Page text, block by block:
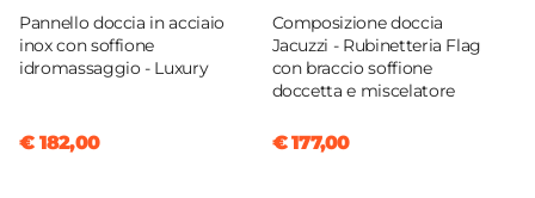
95 cm| 93 cm
Estensibile
Tramite profilo "Flexy" - € 34
Larghezza Massima
Pannello doccia in acciaio
inox con soffione
idromassaggio - Luxury
€ 182,00
Composizione doccia
Jacuzzi - Rubinetteria Flag
con braccio soffione
doccetta e miscelatore
€ 177,00